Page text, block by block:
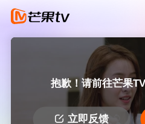
抱歉！请前往芒果
立即反馈